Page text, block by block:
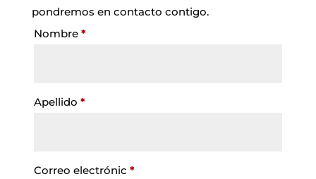
pondremos en contacto contigo.
Nombre *
Apellido *
Correo electrónic *